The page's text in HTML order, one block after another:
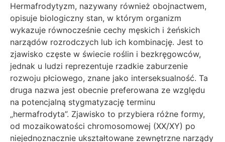
Hermafrodytyzm, nazywany również obojnactwem,
opisuje biologiczny stan, w którym organizm
wykazuje równocześnie cechy męskich i żeńskich
narządów rozrodczych lub ich kombinację. Jest to
zjawisko częste w świecie roślin i bezkręgowców,
jednak u ludzi reprezentuje rzadkie zaburzenie
rozwoju płciowego, znane jako interseksualność. Ta
druga nazwa jest obecnie preferowana ze względu
na potencjalną stygmatyzację terminu
„hermafrodyta”. Zjawisko to przybiera różne formy,
od mozaikowatości chromosomowej (XX/XY) po
niejednoznacznie ukształtowane zewnętrzne narządy